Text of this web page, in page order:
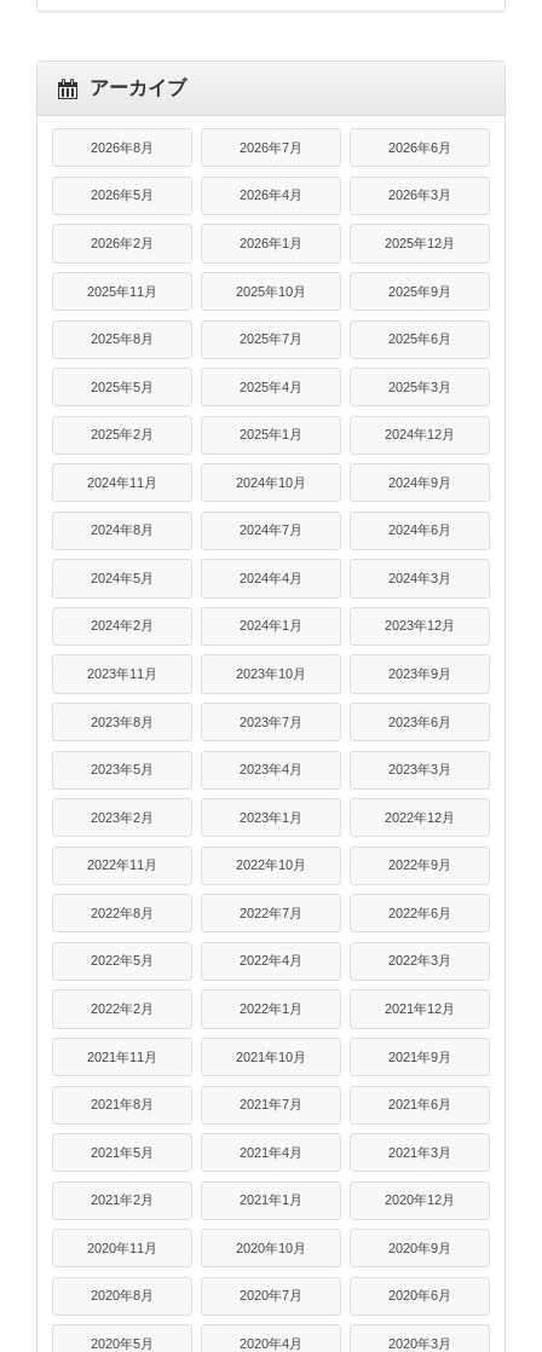
アーカイブ
2026年8月 2026年7月 2026年6月
2026年5月 2026年4月 2026年3月
2026年2月 2026年1月 2025年12月
2025年11月 2025年10月 2025年9月
2025年8月 2025年7月 2025年6月
2025年5月 2025年4月 2025年3月
2025年2月 2025年1月 2024年12月
2024年11月 2024年10月 2024年9月
2024年8月 2024年7月 2024年6月
2024年5月 2024年4月 2024年3月
2024年2月 2024年1月 2023年12月
2023年11月 2023年10月 2023年9月
2023年8月 2023年7月 2023年6月
2023年5月 2023年4月 2023年3月
2023年2月 2023年1月 2022年12月
2022年11月 2022年10月 2022年9月
2022年8月 2022年7月 2022年6月
2022年5月 2022年4月 2022年3月
2022年2月 2022年1月 2021年12月
2021年11月 2021年10月 2021年9月
2021年8月 2021年7月 2021年6月
2021年5月 2021年4月 2021年3月
2021年2月 2021年1月 2020年12月
2020年11月 2020年10月 2020年9月
2020年8月 2020年7月 2020年6月
2020年5月 2020年4月 2020年3月